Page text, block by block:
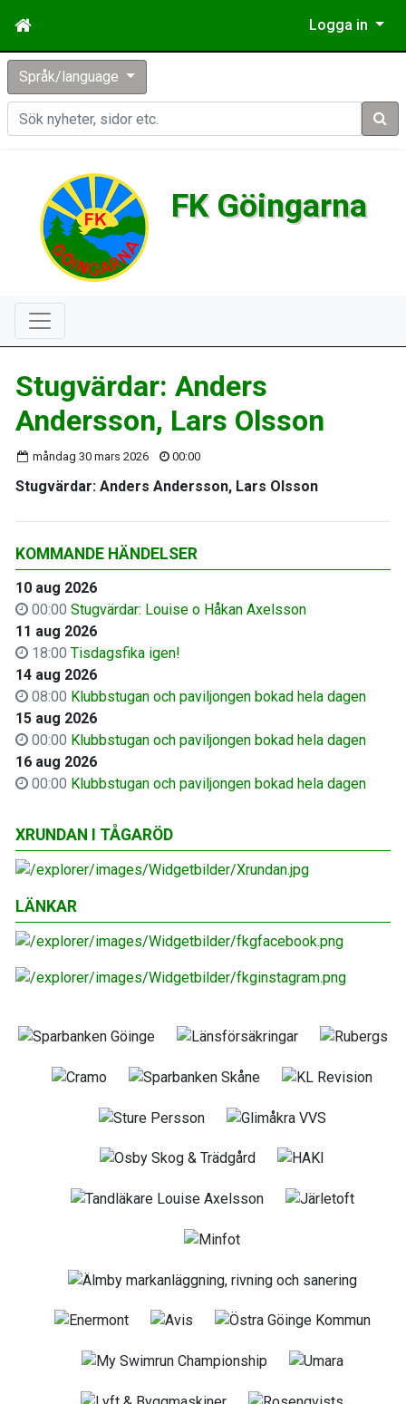
Logga in
Språk/language
Sök
FK Göingarna
KOMMANDE HÄNDELSER
10 aug 2026
00:00 Stugvärdar: Louise o Håkan Axelsson
11 aug 2026
18:00 Tisdagsfika igen!
14 aug 2026
08:00 Klubbstugan och paviljongen bokad hela dagen
15 aug 2026
00:00 Klubbstugan och paviljongen bokad hela dagen
16 aug 2026
00:00 Klubbstugan och paviljongen bokad hela dagen
Stugvärdar: Anders
Andersson, Lars Olsson
måndag 30 mars 2026 00:00
Stugvärdar: Anders Andersson, Lars Olsson
XRUNDAN I TÅGARÖD
LÄNKAR